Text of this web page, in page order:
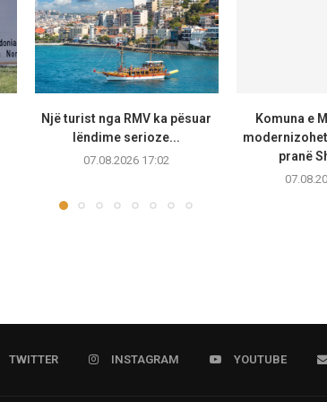
Një turist nga RMV ka pësuar
lëndime serioze...
07.08.2026 17:02
Komuna e
pranë
TWITTER INSTAGRAM YOUTUBE